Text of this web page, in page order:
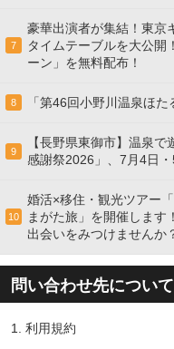
7
豪華出演者が集結！東京
タイムテーブルを大公開
ーン」を無料配布！
8 「第46回小野川温泉ほ
9
【長野県東御市】温泉
感謝祭2026」、7月4日
10
婚活×移住・観光ツアー
まがた旅」を開催します
出会いをみつけませんか
問い合わせ先について
1. 利用規約